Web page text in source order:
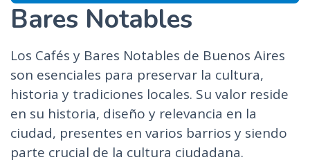
t
e
n
i
d
o
p
r
i
Bares Notables
Los Cafés y Bares Notables de Buenos Aires
son esenciales para preservar la cultura,
historia y tradiciones locales. Su valor reside
en su historia, diseño y relevancia en la
ciudad, presentes en varios barrios y siendo
parte crucial de la cultura ciudadana.